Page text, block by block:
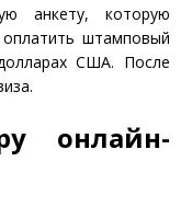
анкету, которую
штамповый
США. После
онлайн-